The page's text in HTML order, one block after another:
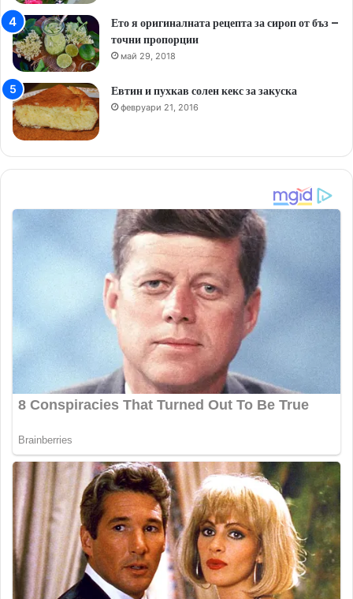
Ето я оригиналната рецепта за сироп от бъз –
точни пропорции
май 29, 2018
Евтин и пухкав солен кекс за закуска
февруари 21, 2016